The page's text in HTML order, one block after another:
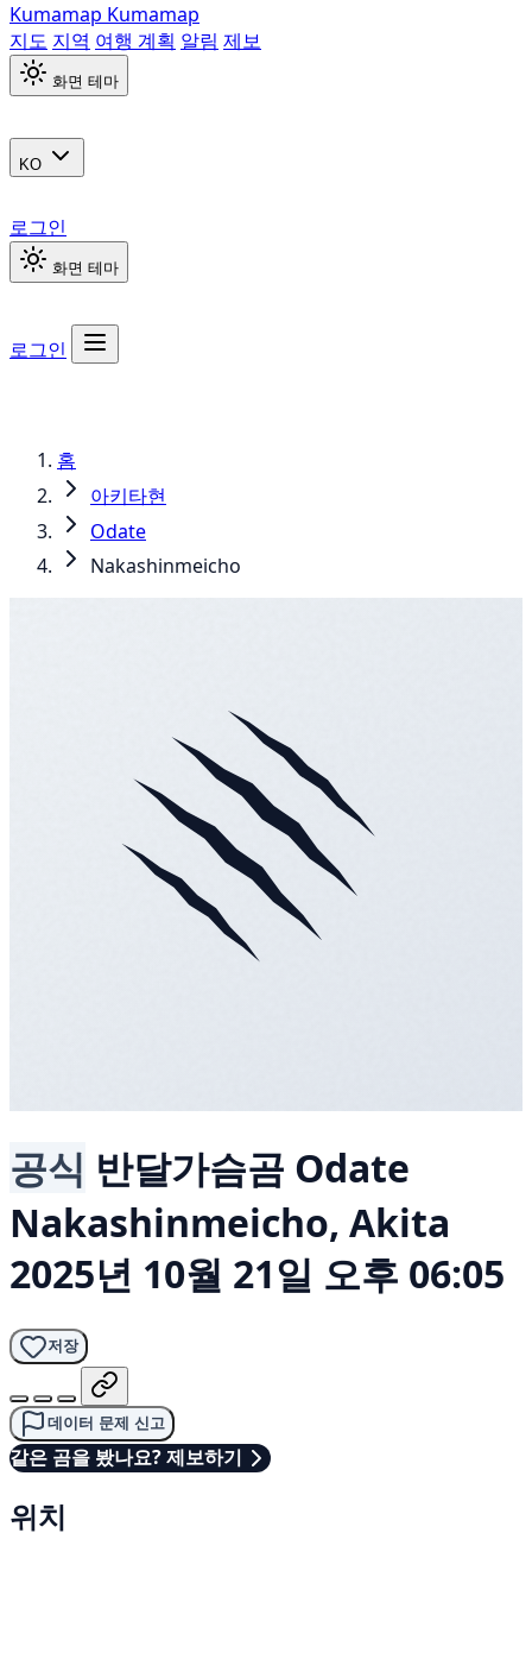
Kumamap Kumamap
지도 지역 여행 계획 알림 제보
화면 테마
KO
로그인
화면 테마
로그인
홈
아키타현
Odate
Nakashinmeicho
공식 반달가슴곰 Odate
Nakashinmeicho, Akita
2025년 10월 21일 오후 06:05
저장
데이터 문제 신고
같은 곰을 봤나요? 제보하기
위치